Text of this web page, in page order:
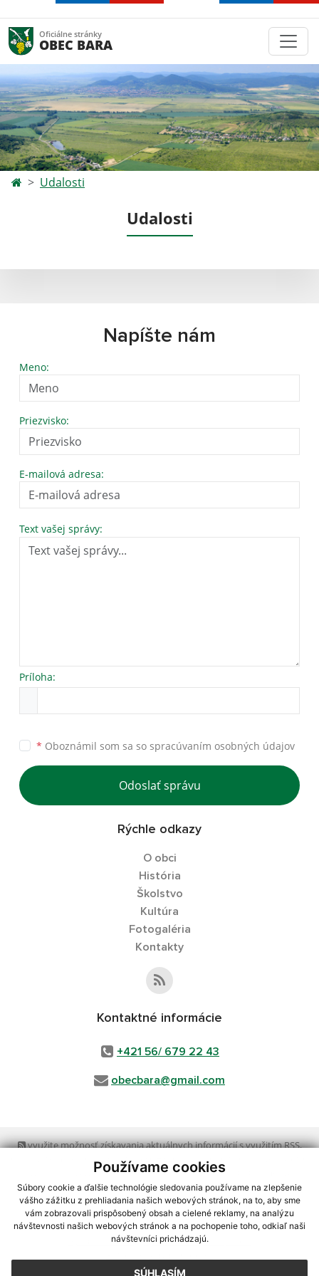
Používame cookies
Súbory cookie a ďalšie technológie sledovania používame na zlepšenie
vášho zážitku z prehliadania našich webových stránok, na to, aby sme
vám zobrazovali prispôsobený obsah a cielené reklamy, na analýzu
návštevnosti našich webových stránok a na pochopenie toho, odkiaľ naši
návštevníci prichádzajú.
SÚHLASÍM
Oficiálne stránky
OBEC BARA
Udalosti
Udalosti
Napíšte nám
Meno:
Priezvisko:
E-mailová adresa:
Text vašej správy:
Príloha:
* Oboznámil som sa so spracúvaním osobných údajov
Odoslať správu
Rýchle odkazy
O obci
História
Školstvo
Kultúra
Fotogaléria
Kontakty
Kontaktné informácie
+421 56/ 679 22 43
obecbara@gmail.com
využite možnosť získavania aktuálnych informácií s využitím RSS,
CMS systém (redakčný) systém ECHELON 2, Mapa stránok
webex.digital, s.r.o.,domény,registrácia domény
spoločnosť webex.digital, s.r.o.,technický prevádzkovateľ
Posledná aktualizácia:23.07.2026
Vytlačiť stránku|Vyhlásenie o prístupnosti